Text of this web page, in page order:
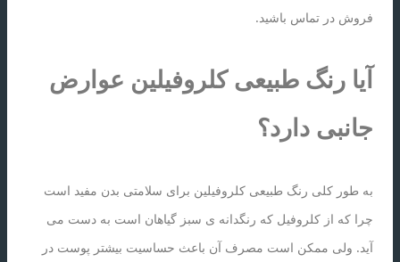
فروش در تماس باشید.
آیا رنگ طبیعی کلروفیلین عوارض
جانبی دارد؟
به طور کلی رنگ طبیعی کلروفیلین برای سلامتی بدن مفید است
چرا که از کلروفیل که رنگدانه ی سبز گیاهان است به دست می
آید. ولی ممکن است مصرف آن باعث حساسیت بیشتر پوست در